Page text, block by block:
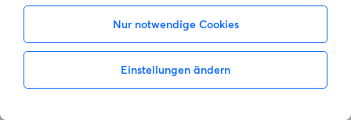
Nur notwendige Cookies
Einstellungen ändern